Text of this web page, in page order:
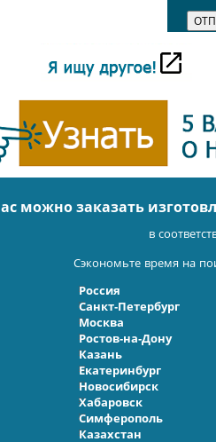
можно заказать
в
Сэкономьте время на
Россия
Санкт-Петербург
Москва
Ростов-на-Дону
Казань
Екатеринбург
Новосибирск
Хабаровск
Симферополь
Казахстан